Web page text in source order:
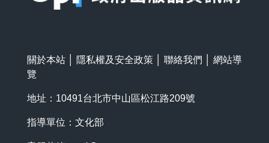
關於本站 隱私權及安全政策 聯絡我們
網站導
覽
地址：10491台北市中山區松江路209號
指導單位：文化部